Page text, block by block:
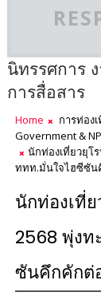
นิทรรศการ
การสื่อสาร
Home การท่อง
Government &
นักท่องเที่ยวยุโ
ททท.มั่นใจไฮซีซัน
นักท่องเที่
2568 พุ่ง
ซันคึกคักต่